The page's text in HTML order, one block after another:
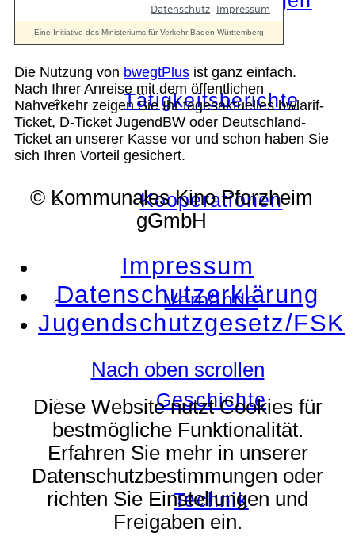
Tätigkeitsberichte
Kooperationen
Verbände
Geschichte
Technik
Die Nutzung von bwegtPlus ist ganz einfach.
Nach Ihrer Anreise mit dem öffentlichen
Nahverkehr zeigen Sie Ihr tagesaktuelles bwlarif-
Ticket, D-Ticket JugendBW oder Deutschland-
Ticket an unserer Kasse vor und schon haben Sie
sich Ihren Vorteil gesichert.
© Kommunales Kino Pforzheim
gGmbH
Impressum
Datenschutzerklärung
Jugendschutzgesetz/FSK
Nach oben scrollen
Diese Website nutzt Cookies für
bestmögliche Funktionalität.
Erfahren Sie mehr in unserer
Datenschutzbestimmungen oder
richten Sie Einstellungen und
Freigaben ein.